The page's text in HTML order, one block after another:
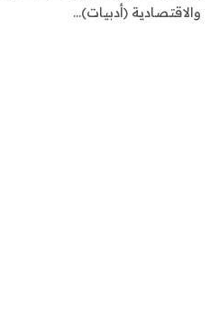
والاقتصادية (أدبيات)…